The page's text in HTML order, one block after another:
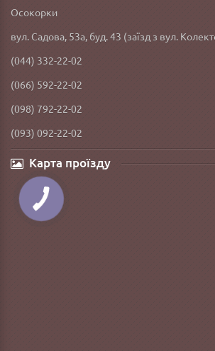
Осокорки
вул. Садова, 53а, буд. 43 (заїзд з вул.
(044) 332-22-02
(066) 592-22-02
(098) 792-22-02
(093) 092-22-02
Карта проїзду